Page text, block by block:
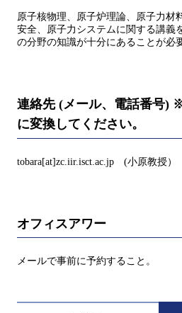
原子核物理、原子炉理論、原子力材
安全、原子力システムに関する講義
の分野の知識が十分にあることが必
連絡先 (メール、電話番号)
に変換してください。
tobara[at]zc.iir.isct.ac.jp (小原教授）
オフィスアワー
メールで事前に予約すること。